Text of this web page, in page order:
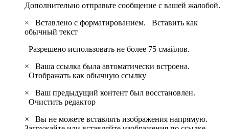
Дополнительно отправьте сообщение с вашей жалобой.
×
Вставлено с форматированием. Вставить как
обычный текст
Разрешено использовать не более 75 смайлов.
×
Ваша ссылка была автоматически встроена.
Отображать как обычную ссылку
×
Ваш предыдущий контент был восстановлен.
Очистить редактор
×
Вы не можете вставлять изображения напрямую.